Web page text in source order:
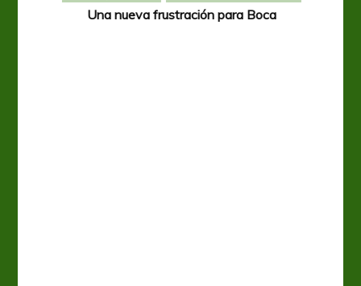
Una nueva frustración para Boca